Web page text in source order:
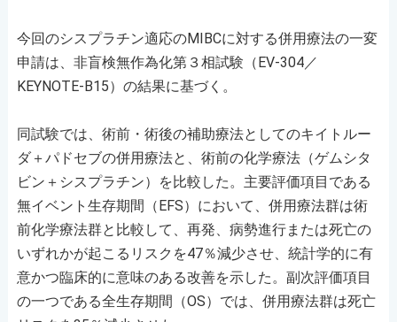
今回のシスプラチン適応のMIBCに対する併用療法の一変
申請は、非盲検無作為化第３相試験（EV-304／
KEYNOTE-B15）の結果に基づく。
同試験では、術前・術後の補助療法としてのキイトルー
ダ＋パドセブの併用療法と、術前の化学療法（ゲムシタ
ビン＋シスプラチン）を比較した。主要評価項目である
無イベント生存期間（EFS）において、併用療法群は術
前化学療法群と比較して、再発、病勢進行または死亡の
いずれかが起こるリスクを47％減少させ、統計学的に有
意かつ臨床的に意味のある改善を示した。副次評価項目
の一つである全生存期間（OS）では、併用療法群は死亡